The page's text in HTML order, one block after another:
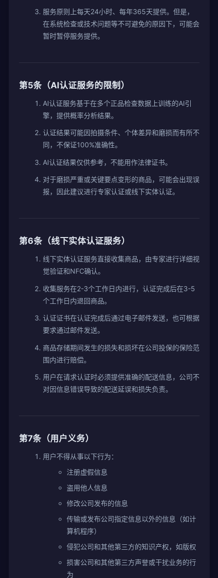
服务原则上每天24小时、每年365天提供。但是，
在系统检查或技术问题等不可避免的原因下，可能会
暂时暂停服务提供。
第5条（AI认证服务的限制）
AI认证服务基于在多个正品检查数据上训练的AI引
擎，提供概率分析结果。
认证结果可能因拍摄条件、个体差异和磨损而有所不
同，不保证100%准确性。
AI认证结果仅供参考，不能用作法律证书。
对于磨损严重或关键要点变形的商品，可能会出现误
报，因此建议进行专家认证或线下实体认证。
第6条（线下实体认证服务）
线下实体认证服务直接收集商品，由专家进行详细视
觉验证和NFC确认。
收集服务在2-3个工作日内进行，认证完成后在3-5
个工作日内退回商品。
认证证书在认证完成后通过电子邮件发送，也可根据
要求通过邮件发送。
商品存储期间发生的损失和损坏在公司投保的保险范
围内进行赔偿。
用户在请求认证时必须提供准确的配送信息，公司不
对因信息错误导致的配送延误和损失负责。
第7条（用户义务）
用户不得从事以下行为：
注册虚假信息
盗用他人信息
修改公司发布的信息
传输或发布公司指定信息以外的信息（如计
算机程序）
侵犯公司和其他第三方的知识产权，如版权
损害公司和其他第三方声誉或干扰业务的行
为